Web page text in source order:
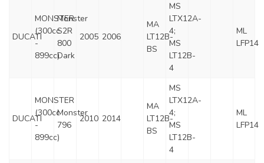
DUCATI
MONSTER
(300cc
-
899cc)
Monster
S2R
800
Dark
2005 2006
MA
LT12B-
BS
MS
LTX12A-
4;
MS
LT12B-
4
ML
LFP14
DUCATI
MONSTER
(300cc
-
899cc)
Monster
796
2010 2014
MA
LT12B-
BS
MS
LTX12A-
4;
MS
LT12B-
4
ML
LFP14